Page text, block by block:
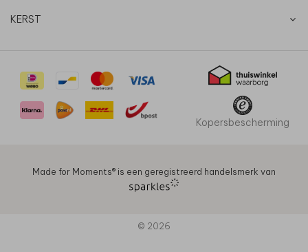
KERST
Kopersbescherming
Made for Moments®️ is een geregistreerd handelsmerk van
© 2026